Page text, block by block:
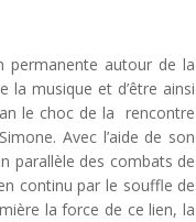
permanente autour de la
la musique et d’être ainsi
le choc de la rencontre
Avec l’aide de son
parallèle des combats de
continu par le souffle de
la force de ce lien, la